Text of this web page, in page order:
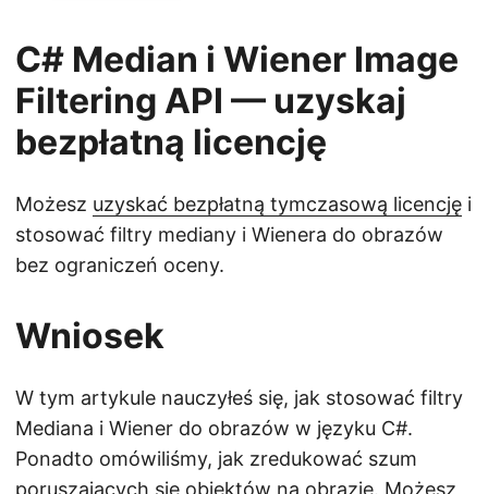
C# Median i Wiener Image
Filtering API — uzyskaj
bezpłatną licencję
Możesz uzyskać bezpłatną tymczasową licencję i
stosować filtry mediany i Wienera do obrazów
bez ograniczeń oceny.
Wniosek
W tym artykule nauczyłeś się, jak stosować filtry
Mediana i Wiener do obrazów w języku C#.
Ponadto omówiliśmy, jak zredukować szum
poruszających się obiektów na obrazie. Możesz